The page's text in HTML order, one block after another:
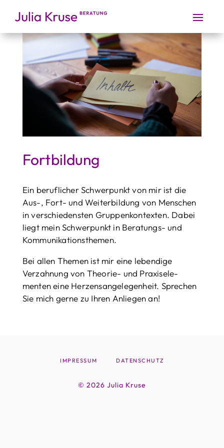
Fortbildung
Ein beruflicher Schwerpunkt von mir ist die
Aus-, Fort- und Weiter­bildung von Menschen
in verschiedensten Gruppen­kontexten. Dabei
liegt mein Schwerpunkt in Beratungs- und
Kommunikations­themen.
Bei allen Themen ist mir eine leben­dige
Verzahnung von Theorie- und Praxisele­
menten eine Herzensange­legenheit. Sprechen
Sie mich gerne zu Ihren Anliegen an!
IMPRESSUM DATENSCHUTZ
© 2026 Julia Kruse